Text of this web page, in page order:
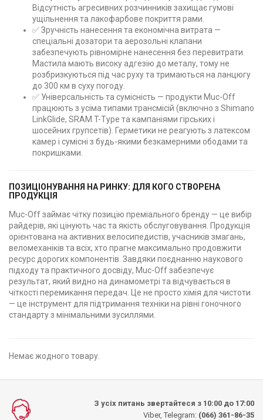
Відсутність агресивних розчинників захищає гумові
ущільнення та лакофарбове покриття рами.
✅ Зручність нанесення та економічна витрата —
спеціальні дозатори та аерозольні клапани
забезпечують рівномірне нанесення без перевитрати.
Мастила мають високу адгезію до металу, тому не
розбризкуються під час руху та тримаються на ланцюгу
до 300 км в суху погоду.
✅ Універсальність та сумісність — продукти Muc-Off
працюють з усіма типами трансмісій (включно з Shimano
LinkGlide, SRAM T-Type та кампаніями гірських і
шосейних групсетів). Герметики не реагують з латексом
камер і сумісні з будь-якими безкамерними ободами та
покришками.
ПОЗИЦІОНУВАННЯ НА РИНКУ: ДЛЯ КОГО СТВОРЕНА
ПРОДУКЦІЯ
Muc-Off займає чітку позицію преміального бренду — це вибір
райдерів, які цінують час та якість обслуговування. Продукція
орієнтована на активних велосипедистів, учасників змагань,
веломеханіків та всіх, хто прагне максимально продовжити
ресурс дорогих компонентів. Завдяки поєднанню наукового
підходу та практичного досвіду, Muc-Off забезпечує
результат, який видно на динамометрі та відчувається в
чіткості перемикання передач. Це не просто хімія для чистоти
— це інструмент для підтримання техніки на рівні гоночного
стандарту з мінімальними зусиллями.
Немає жодного товару.
З усіх питань звертайтеся з 10:00 до 17:00
Viber, Telegram: (066) 361-86-35